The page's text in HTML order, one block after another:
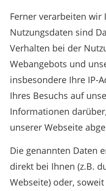
Ferner verarbeiten wir
Nutzungsdaten sind
Verhalten bei der
Webangebots und
insbesondere Ihre IP-
Ihres Besuchs auf
Informationen
unserer Webseite
Die genannten Daten
direkt bei Ihnen (z.B.
Webseite) oder,